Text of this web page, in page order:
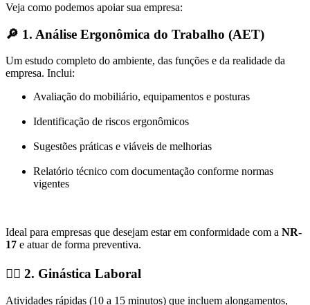
Veja como podemos apoiar sua empresa:
🔎 1. Análise Ergonômica do Trabalho (AET)
Um estudo completo do ambiente, das funções e da realidade da
empresa. Inclui:
Avaliação do mobiliário, equipamentos e posturas
Identificação de riscos ergonômicos
Sugestões práticas e viáveis de melhorias
Relatório técnico com documentação conforme normas
vigentes
Ideal para empresas que desejam estar em conformidade com a NR-
17 e atuar de forma preventiva.
🧘‍♀️ 2. Ginástica Laboral
Atividades rápidas (10 a 15 minutos) que incluem alongamentos,